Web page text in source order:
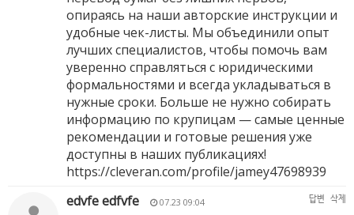
опираясь на наши авторские инструкции и
удобные чек-листы. Мы объединили опыт
лучших специалистов, чтобы помочь вам
уверенно справляться с юридическими
формальностями и всегда укладываться в
нужные сроки. Больше не нужно собирать
информацию по крупицам — самые ценные
рекомендации и готовые решения уже
доступны в наших публикациях!
https://cleveran.com/profile/jamey47698939
edvfe edfvfe
07.23 09:04 답변 삭제